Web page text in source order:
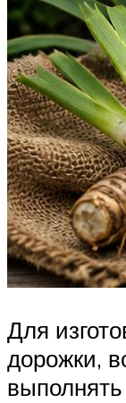
Для
дорожки,